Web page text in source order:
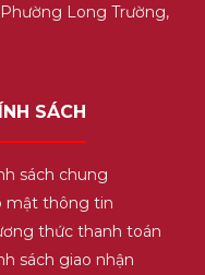
Long Trường,
SÁCH
sách chung
mật thông tin
thức thanh toán
sách giao nhận